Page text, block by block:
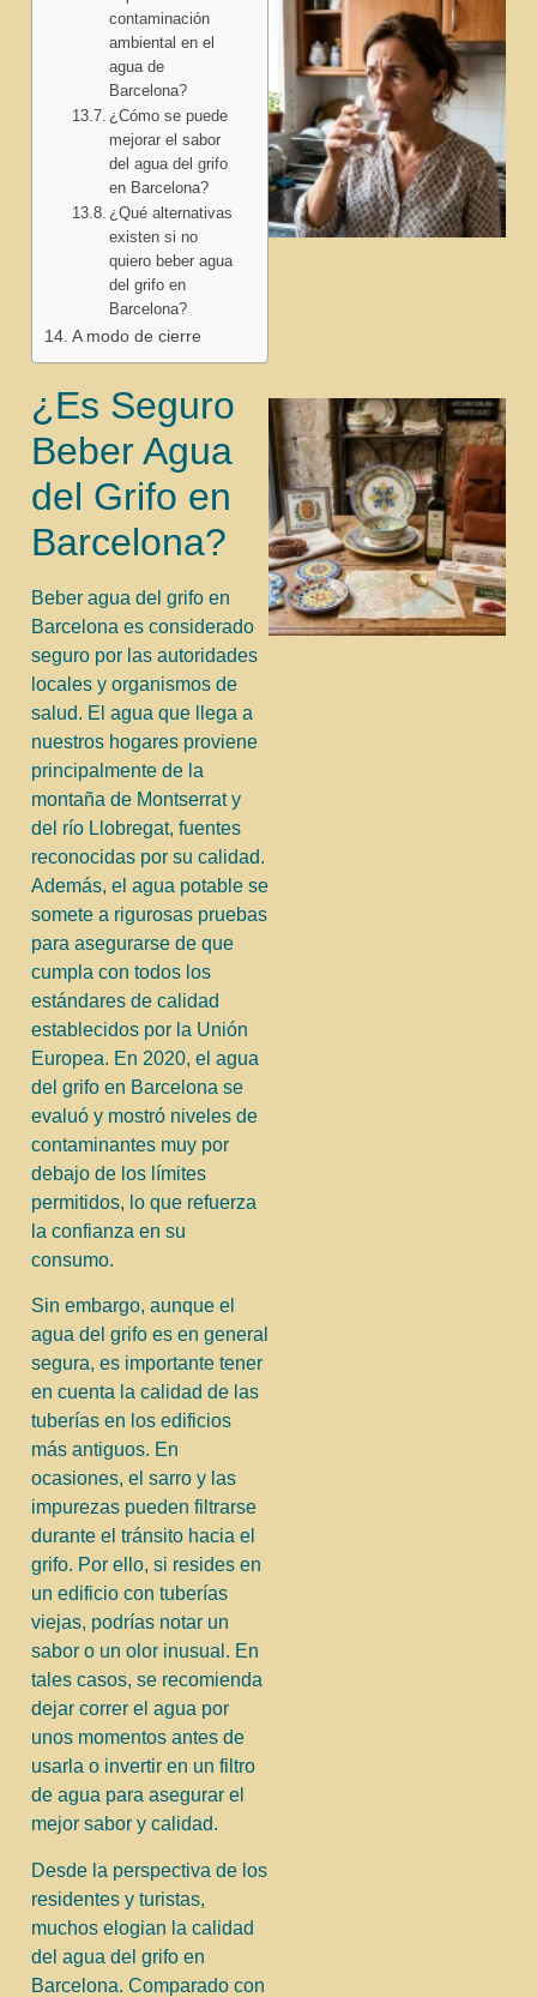
contaminación
ambiental en el
agua de
Barcelona?
¿Cómo se puede
mejorar el sabor
del agua del grifo
en Barcelona?
¿Qué alternativas
existen si no
quiero beber agua
del grifo en
Barcelona?
A modo de cierre
¿Es Seguro
Beber Agua
del Grifo en
Barcelona?
Beber agua del grifo en
Barcelona es considerado
seguro por las autoridades
locales y organismos de
salud. El agua que llega a
nuestros hogares proviene
principalmente de la
montaña de Montserrat y
del río Llobregat, fuentes
reconocidas por su calidad.
Además, el agua potable se
somete a rigurosas pruebas
para asegurarse de que
cumpla con todos los
estándares de calidad
establecidos por la Unión
Europea. En 2020, el agua
del grifo en Barcelona se
evaluó y mostró niveles de
contaminantes muy por
debajo de los límites
permitidos, lo que refuerza
la confianza en su
consumo.
Sin embargo, aunque el
agua del grifo es en general
segura, es importante tener
en cuenta la calidad de las
tuberías en los edificios
más antiguos. En
ocasiones, el sarro y las
impurezas pueden filtrarse
durante el tránsito hacia el
grifo. Por ello, si resides en
un edificio con tuberías
viejas, podrías notar un
sabor o un olor inusual. En
tales casos, se recomienda
dejar correr el agua por
unos momentos antes de
usarla o invertir en un filtro
de agua para asegurar el
mejor sabor y calidad.
Desde la perspectiva de los
residentes y turistas,
muchos elogian la calidad
del agua del grifo en
Barcelona. Comparado con